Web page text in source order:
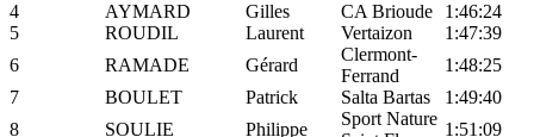
4
AYMARD Gilles CA Brioude
1:46:24
5
ROUDIL Laurent Vertaizon
1:47:39
6
RAMADE Gérard
Clermont-
Ferrand
1:48:25
7
BOULET Patrick Salta Bartas
1:49:40
8
SOULIE Philippe
Sport Nature
1:51:09